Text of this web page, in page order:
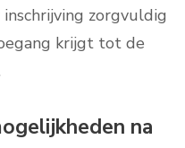
zorgvuldig
krijgt tot de
na